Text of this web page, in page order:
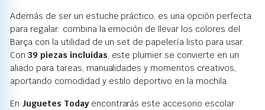
Además de ser un estuche práctico, es una opción perfecta
para regalar: combina la emoción de llevar los colores del
Barça con la utilidad de un set de papelería listo para usar.
Con39 piezas incluidas, este plumier se convierte en un
aliado para tareas, manualidades y momentos creativos,
aportando comodidad y estilo deportivo en la mochila.
En Juguetes Todayencontrarás este accesorio escolar